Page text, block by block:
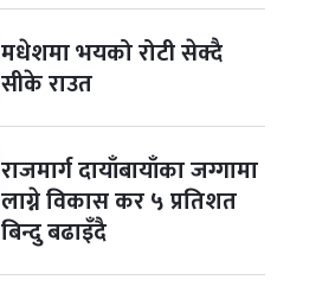
मधेशमा भयको रोटी सेक्दै
सीके राउत
राजमार्ग दायाँबायाँका जग्गामा
लाग्ने विकास कर ५ प्रतिशत
बिन्दु बढाइँदै